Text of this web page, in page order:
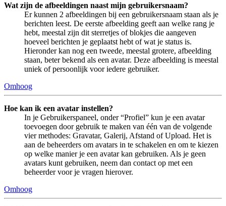
Wat zijn de afbeeldingen naast mijn gebruikersnaam?
Er kunnen 2 afbeeldingen bij een gebruikersnaam staan als je
berichten leest. De eerste afbeelding geeft aan welke rang je
hebt, meestal zijn dit sterretjes of blokjes die aangeven
hoeveel berichten je geplaatst hebt of wat je status is.
Hieronder kan nog een tweede, meestal grotere, afbeelding
staan, beter bekend als een avatar. Deze afbeelding is meestal
uniek of persoonlijk voor iedere gebruiker.
Omhoog
Hoe kan ik een avatar instellen?
In je Gebruikerspaneel, onder “Profiel” kun je een avatar
toevoegen door gebruik te maken van één van de volgende
vier methodes: Gravatar, Galerij, Afstand of Upload. Het is
aan de beheerders om avatars in te schakelen en om te kiezen
op welke manier je een avatar kan gebruiken. Als je geen
avatars kunt gebruiken, neem dan contact op met een
beheerder voor je vragen hierover.
Omhoog